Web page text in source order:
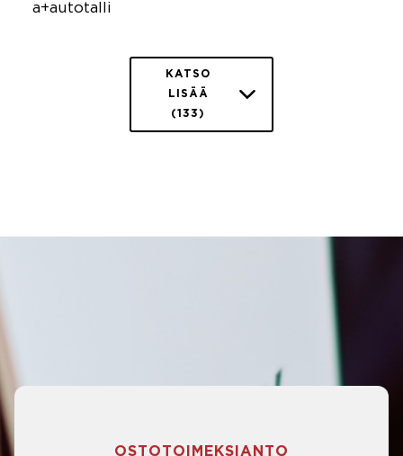
a+autotalli
KATSO
LISÄÄ
(133)
OSTOTOIMEKSIANTO